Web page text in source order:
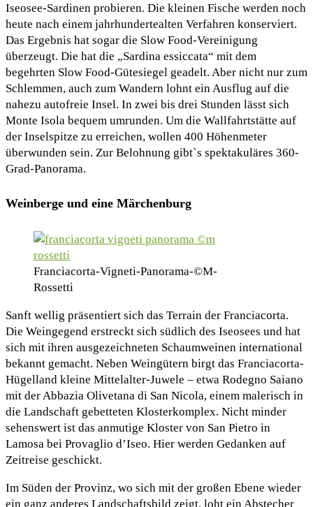
Iseosee-Sardinen probieren. Die kleinen Fische werden noch
heute nach einem jahrhundertealten Verfahren konserviert.
Das Ergebnis hat sogar die Slow Food-Vereinigung
überzeugt. Die hat die „Sardina essiccata“ mit dem
begehrten Slow Food-Gütesiegel geadelt. Aber nicht nur zum
Schlemmen, auch zum Wandern lohnt ein Ausflug auf die
nahezu autofreie Insel. In zwei bis drei Stunden lässt sich
Monte Isola bequem umrunden. Um die Wallfahrtstätte auf
der Inselspitze zu erreichen, wollen 400 Höhenmeter
überwunden sein. Zur Belohnung gibt`s spektakuläres 360-
Grad-Panorama.
Weinberge und eine Märchenburg
Franciacorta-Vigneti-Panorama-©M-
Rossetti
Sanft wellig präsentiert sich das Terrain der Franciacorta.
Die Weingegend erstreckt sich südlich des Iseosees und hat
sich mit ihren ausgezeichneten Schaumweinen international
bekannt gemacht. Neben Weingütern birgt das Franciacorta-
Hügelland kleine Mittelalter-Juwele – etwa Rodegno Saiano
mit der Abbazia Olivetana di San Nicola, einem malerisch in
die Landschaft gebetteten Klosterkomplex. Nicht minder
sehenswert ist das anmutige Kloster von San Pietro in
Lamosa bei Provaglio d’Iseo. Hier werden Gedanken auf
Zeitreise geschickt.
Im Süden der Provinz, wo sich mit der großen Ebene wieder
ein ganz anderes Landschaftsbild zeigt, loht ein Abstecher